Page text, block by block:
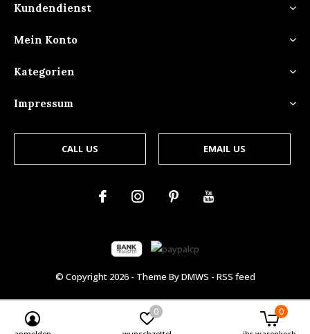
Kundendienst
Mein Konto
Kategorien
Impressum
CALL US EMAIL US
© Copyright 2026- Theme ByDMWS - RSS feed
0 0